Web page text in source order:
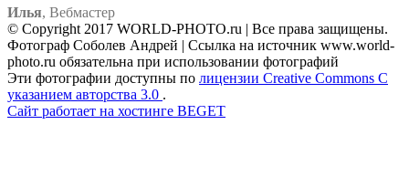
Илья, Вебмастер
© Copyright 2017 WORLD-PHOTO.ru | Все права защищены.
Фотограф Соболев Андрей | Ссылка на источник www.world-
photo.ru обязательна при использовании фотографий
Эти фотографии доступны по лицензии Creative Commons С
указанием авторства 3.0 .
Сайт работает на хостинге BEGET